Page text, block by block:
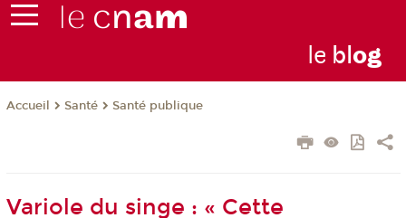
le blog
Accueil Santé Santé publique
Variole du singe : « Cette